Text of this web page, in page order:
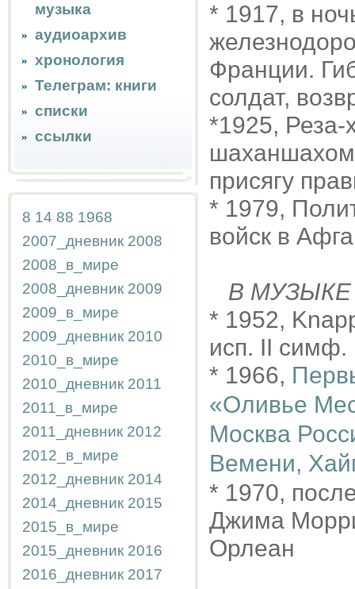
музыка
аудиоархив
хронология
Телеграм: книги
списки
ссылки
8 14 88 1968
2007_дневник 2008
2008_в_мире
2008_дневник 2009
2009_в_мире
2009_дневник 2010
2010_в_мире
2010_дневник 2011
2011_в_мире
2011_дневник 2012
2012_в_мире
2012_дневник 2014
2014_дневник 2015
2015_в_мире
2015_дневник 2016
2016_дневник 2017
* 1917, в
Франции.
солдат,
*1925,
шаханшахом
присягу
* 1979,
войск в
В МУЗЫКЕ
* 1952,
исп. II
* 1966,
«Оливье
Москва
Вемени,
* 1970,
Джима
Орлеан